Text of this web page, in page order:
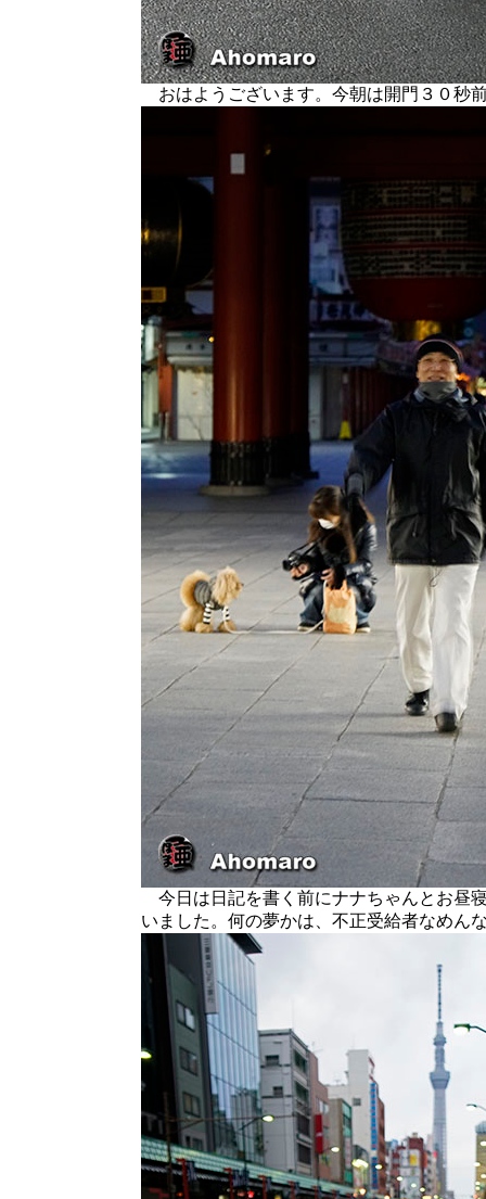
おはようございます。今朝は開門３０秒
今日は日記を書く前にナナちゃんとお昼
いました。何の夢かは、不正受給者なめん